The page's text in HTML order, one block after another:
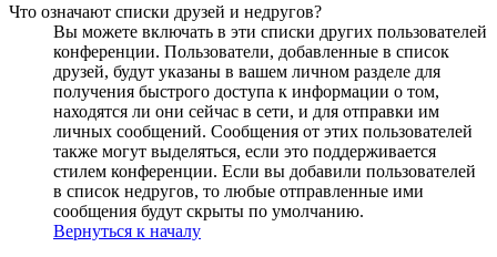
Что означают списки друзей и недругов?
Вы можете включать в эти списки других пользователей
конференции. Пользователи, добавленные в список
друзей, будут указаны в вашем личном разделе для
получения быстрого доступа к информации о том,
находятся ли они сейчас в сети, и для отправки им
личных сообщений. Сообщения от этих пользователей
также могут выделяться, если это поддерживается
стилем конференции. Если вы добавили пользователей
в список недругов, то любые отправленные ими
сообщения будут скрыты по умолчанию.
Вернуться к началу